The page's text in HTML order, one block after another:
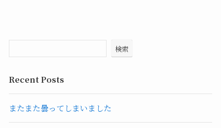
検索
Recent Posts
またまた曇ってしまいました